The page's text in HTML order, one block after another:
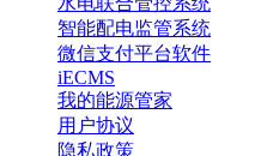
智能配电监管系统
微信支付平台软件
iECMS
我的能源管家
用户协议
隐私政策